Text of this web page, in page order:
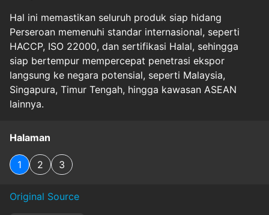
Hal ini memastikan seluruh produk siap hidang
Perseroan memenuhi standar internasional, seperti
HACCP, ISO 22000, dan sertifikasi Halal, sehingga
siap bertempur mempercepat penetrasi ekspor
langsung ke negara potensial, seperti Malaysia,
Singapura, Timur Tengah, hingga kawasan ASEAN
lainnya.
Halaman
1 2 3
Original Source